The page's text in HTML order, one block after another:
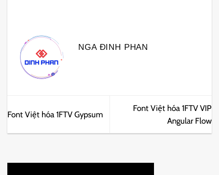
NGA ĐINH PHAN
Font Việt hóa 1FTV Gypsum
Font Việt hóa 1FTV VIP
Angular Flow